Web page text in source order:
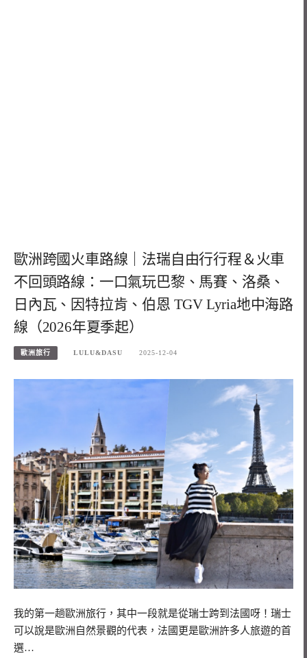
歐洲跨國火車路線｜法瑞自由行行程＆火車
不回頭路線：一口氣玩巴黎、馬賽、洛桑、
日內瓦、因特拉肯、伯恩 TGV Lyria地中海路
線（2026年夏季起）
歐洲旅行 LULU&DASU 2025-12-04
我的第一趟歐洲旅行，其中一段就是從瑞士跨到法國呀！瑞士
可以說是歐洲自然景觀的代表，法國更是歐洲許多人旅遊的首
選…